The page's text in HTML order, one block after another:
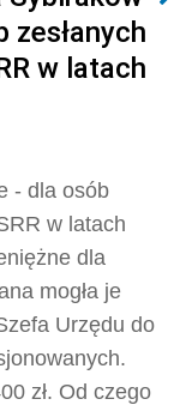
zesłanych
w latach
- dla osób
w latach
dla
mogła je
Urzędu do
zł. Od czego